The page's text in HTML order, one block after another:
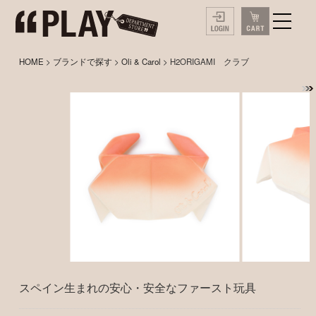
HOME > ブランドで探す >Oli & Carol > H2ORIGAMI クラブ
スペイン生まれの安心・安全なファースト玩具